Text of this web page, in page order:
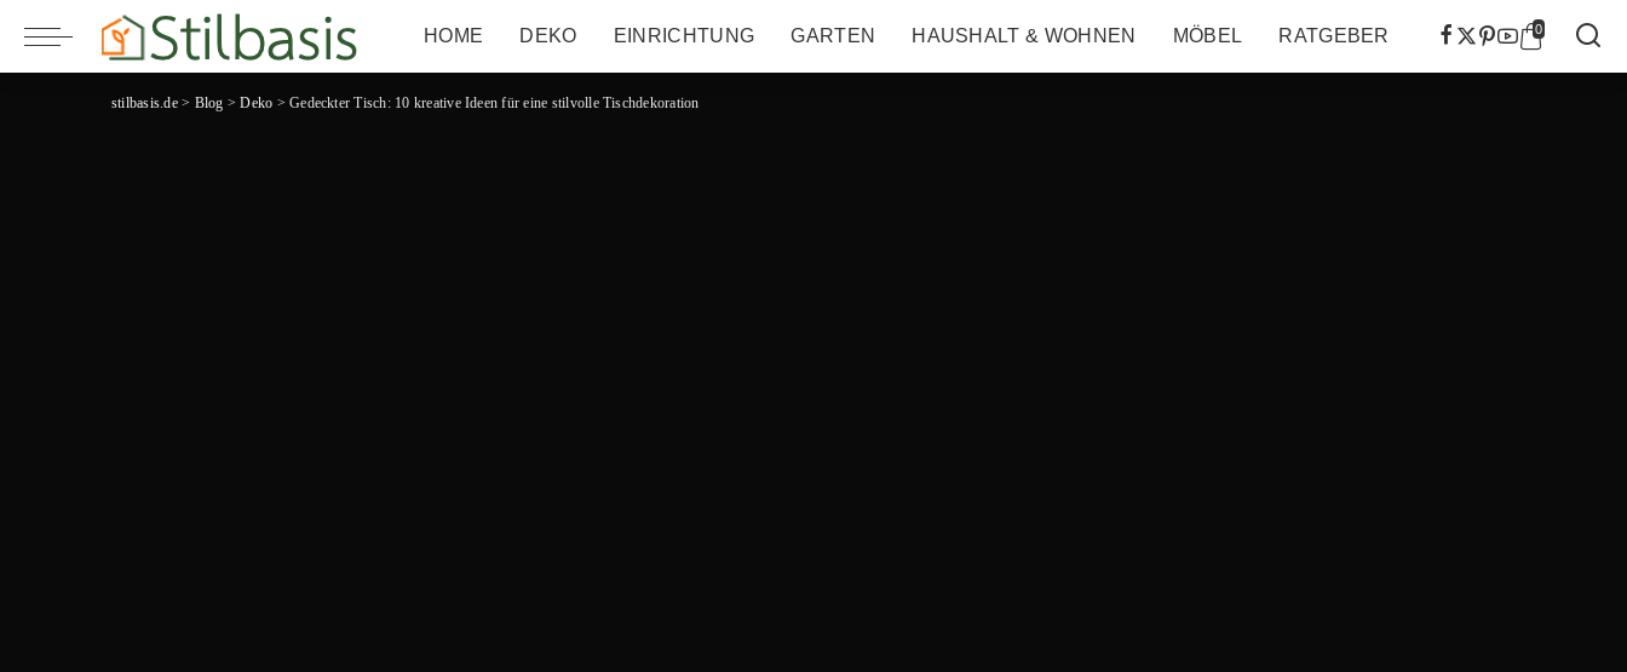
HOME DEKO EINRICHTUNG GARTEN HAUSHALT & WOHNEN MÖBEL RATGEBER 0
stilbasis.de> Blog >Deko >Gedeckter Tisch: 10 kreative Ideen für eine stilvolle Tischdekoration